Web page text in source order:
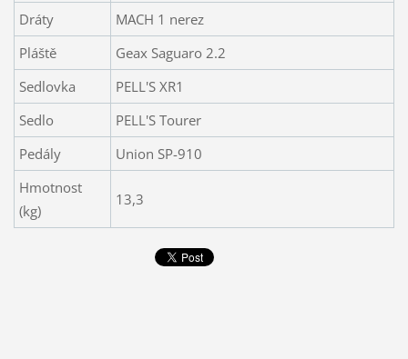
Dráty
MACH 1 nerez
Pláště
Geax Saguaro 2.2
Sedlovka
PELL'S XR1
Sedlo
PELL'S Tourer
Pedály
Union SP-910
Hmotnost
(kg)
13,3